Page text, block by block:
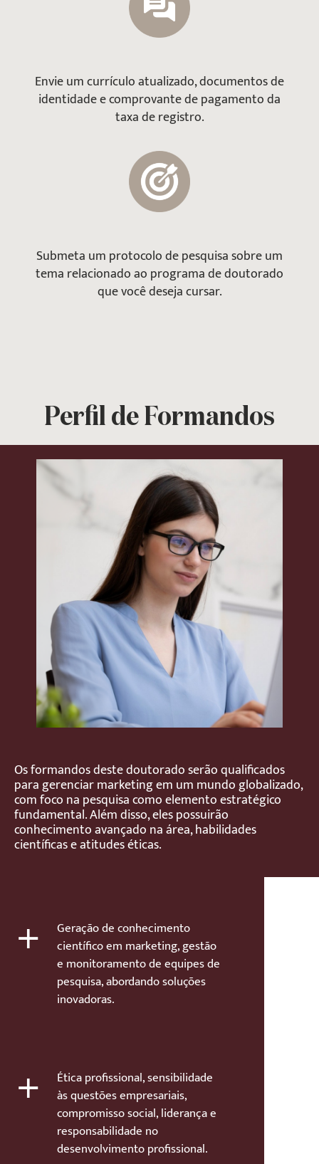
Envie um currículo atualizado, documentos de
identidade e comprovante de pagamento da
taxa de registro.
Submeta um protocolo de pesquisa sobre um
tema relacionado ao programa de doutorado
que você deseja cursar.
Perfil de Formandos
Os formandos deste doutorado serão qualificados
para gerenciar marketing em um mundo globalizado,
com foco na pesquisa como elemento estratégico
fundamental. Além disso, eles possuirão
conhecimento avançado na área, habilidades
científicas e atitudes éticas.
+
Geração de conhecimento
científico em marketing, gestão
e monitoramento de equipes de
pesquisa, abordando soluções
inovadoras.
+
Ética profissional, sensibilidade
às questões empresariais,
compromisso social, liderança e
responsabilidade no
desenvolvimento profissional.